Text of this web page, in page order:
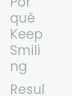
qué
Keep
Smili
ng
Resul